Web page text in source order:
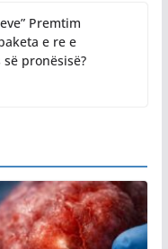
Premtim
e re e
pronësisë?